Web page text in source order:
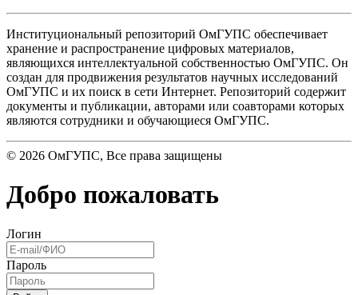
Институциональный репозиторий ОмГУПС обеспечивает
хранение и распространение цифровых материалов,
являющихся интеллектуальной собственностью ОмГУПС. Он
создан для продвижения результатов научных исследований
ОмГУПС и их поиск в сети Интернет. Репозиторий содержит
документы и публикации, авторами или соавторами которых
являются сотрудники и обучающиеся ОмГУПС.
© 2026 ОмГУПС, Все права защищены
Добро пожаловать
Логин
Пароль